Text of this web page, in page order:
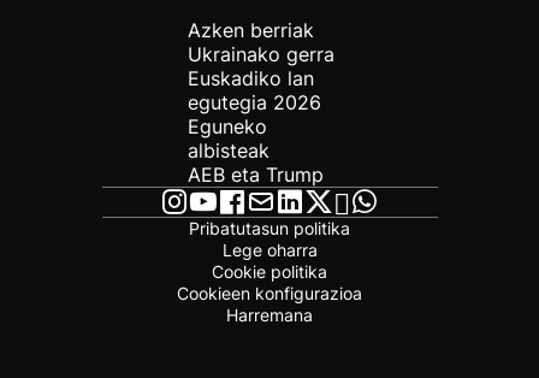
Azken berriak
Ukrainako gerra
Euskadiko lan
egutegia 2026
Eguneko
albisteak
AEB eta Trump
Pribatutasun politika
Lege oharra
Cookie politika
Cookieen konfigurazioa
Harremana